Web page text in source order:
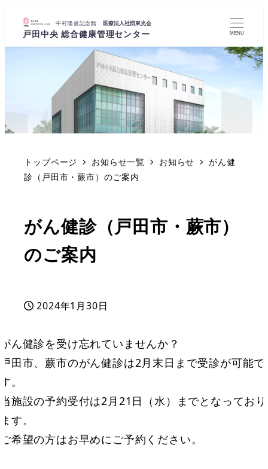
MENU
トップページ お知らせ一覧 お知らせ
がん健
診（戸田市・蕨市）のご案内
がん健診（戸田市・蕨市）
のご案内
投稿日
2024年1月30日
がん健診を受け忘れていませんか？
戸田市、蕨市のがん健診は2月末日まで受診が可能で
す。
当施設の予約受付は2月21日（水）までとなっており
ます。
ご希望の方はお早めにご予約ください。